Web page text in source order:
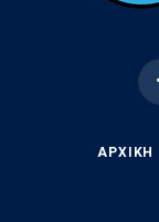
ΑΡΧΙΚΗ